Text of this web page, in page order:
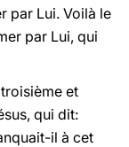
par Lui. Voilà le
par Lui, qui
et
qui dit:
il à cet